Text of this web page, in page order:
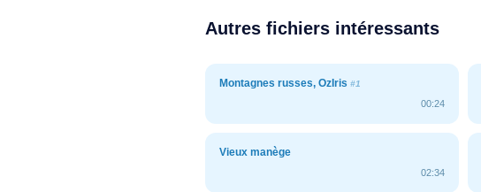
Autres fichiers intéressants
Montagnes russes, OzIris #1
00:24
Vieux manège
02:34